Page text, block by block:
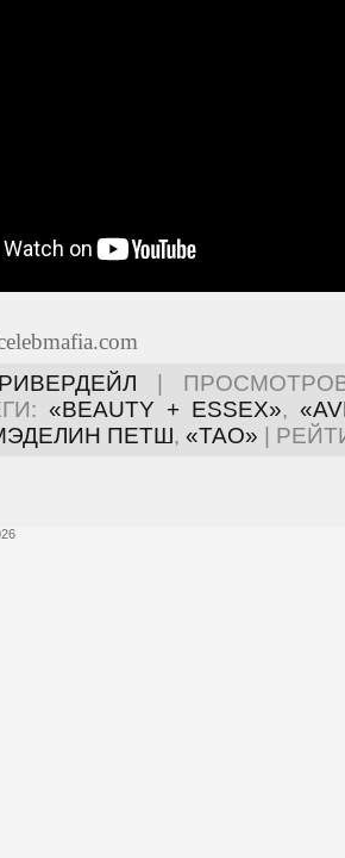
РИВЕРДЕЙЛ
: «BEAUTY + ESSEX»,
ПЕТШ, «TAO»